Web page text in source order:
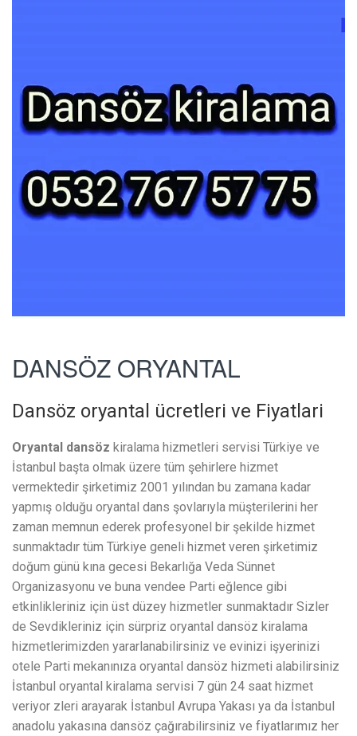
DANSÖZ ORYANTAL
Dansöz oryantal ücretleri ve Fiyatlari
Oryantal dansöz kiralama hizmetleri servisi Türkiye ve
İstanbul başta olmak üzere tüm şehirlere hizmet
vermektedir şirketimiz 2001 yılından bu zamana kadar
yapmış olduğu oryantal dans şovlarıyla müşterilerini her
zaman memnun ederek profesyonel bir şekilde hizmet
sunmaktadır tüm Türkiye geneli hizmet veren şirketimiz
doğum günü kına gecesi Bekarlığa Veda Sünnet
Organizasyonu ve buna vendee Parti eğlence gibi
etkinlikleriniz için üst düzey hizmetler sunmaktadır Sizler
de Sevdikleriniz için sürpriz oryantal dansöz kiralama
hizmetlerimizden yararlanabilirsiniz ve evinizi işyerinizi
otele Parti mekanınıza oryantal dansöz hizmeti alabilirsiniz
İstanbul oryantal kiralama servisi 7 gün 24 saat hizmet
veriyor zleri arayarak İstanbul Avrupa Yakası ya da İstanbul
anadolu yakasına dansöz çağırabilirsiniz ve fiyatlarımız her